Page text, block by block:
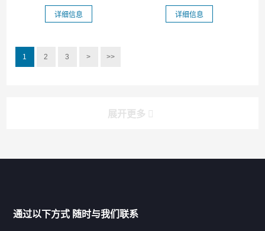
分散 混匀...
详细信息
分散 混匀...
详细信息
1 2 3 > >>
展开更多
通过以下方式 随时与我们联系